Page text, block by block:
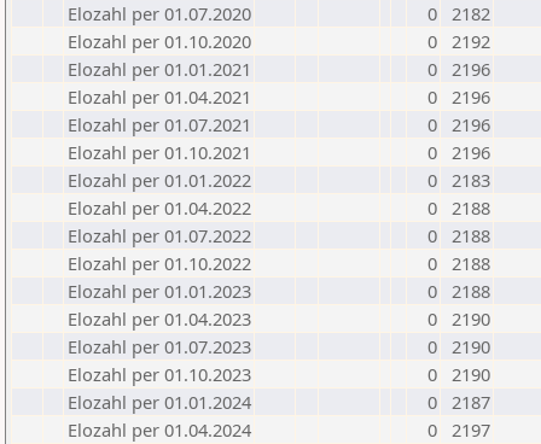
Elozahl per 01.07.2020
0 2182
Elozahl per 01.10.2020
0 2192
Elozahl per 01.01.2021
0 2196
Elozahl per 01.04.2021
0 2196
Elozahl per 01.07.2021
0 2196
Elozahl per 01.10.2021
0 2196
Elozahl per 01.01.2022
0 2183
Elozahl per 01.04.2022
0 2188
Elozahl per 01.07.2022
0 2188
Elozahl per 01.10.2022
0 2188
Elozahl per 01.01.2023
0 2188
Elozahl per 01.04.2023
0 2190
Elozahl per 01.07.2023
0 2190
Elozahl per 01.10.2023
0 2190
Elozahl per 01.01.2024
0 2187
Elozahl per 01.04.2024
0 2197